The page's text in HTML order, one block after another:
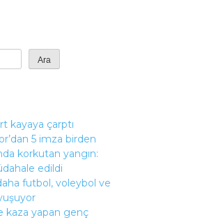
Ara
kayaya çarptı
5 imza birden
korkutan yangın:
edildi
futbol, voleybol ve
kaza yapan genç